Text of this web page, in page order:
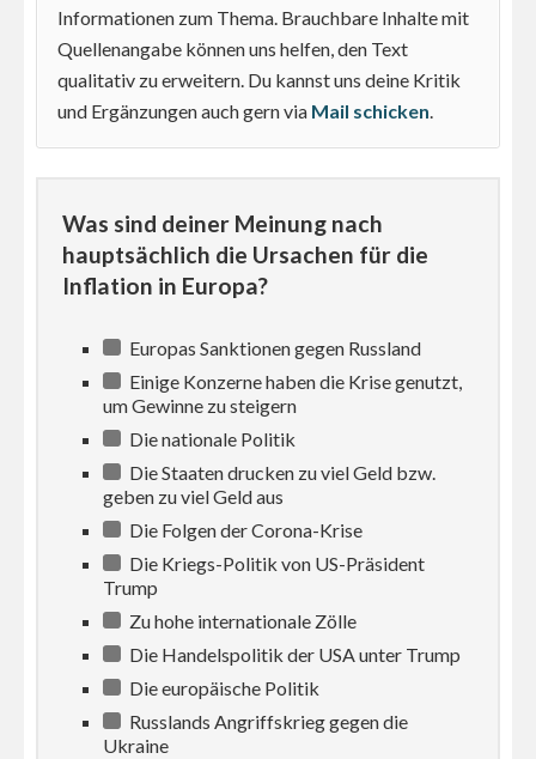
Informationen zum Thema. Brauchbare Inhalte mit
Quellenangabe können uns helfen, den Text
qualitativ zu erweitern. Du kannst uns deine Kritik
und Ergänzungen auch gern via Mail schicken.
Was sind deiner Meinung nach
hauptsächlich die Ursachen für die
Inflation in Europa?
Europas Sanktionen gegen Russland
Einige Konzerne haben die Krise genutzt,
um Gewinne zu steigern
Die nationale Politik
Die Staaten drucken zu viel Geld bzw.
geben zu viel Geld aus
Die Folgen der Corona-Krise
Die Kriegs-Politik von US-Präsident
Trump
Zu hohe internationale Zölle
Die Handelspolitik der USA unter Trump
Die europäische Politik
Russlands Angriffskrieg gegen die
Ukraine